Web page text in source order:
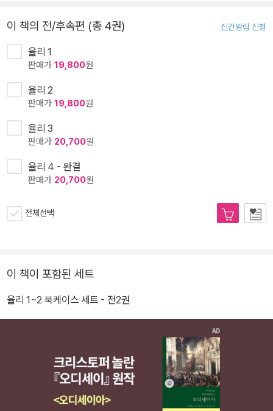
이 책의 전/후속편 (총 4권) 신간알림 신청
율리 1
판매가 19,800원
율리 2
판매가 19,800원
율리 3
판매가 20,700원
율리 4 - 완결
판매가 20,700원
전체선택
이 책이 포함된 세트
율리 1~2 북케이스 세트 - 전2권